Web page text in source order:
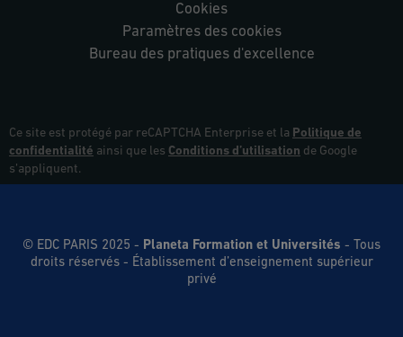
Cookies
Paramètres des cookies
Bureau des pratiques d'excellence
Ce site est protégé par reCAPTCHA Enterprise et la Politique de
confidentialité ainsi que les Conditions d’utilisation de Google
s’appliquent.
© EDC PARIS 2025 - Planeta Formation et Universités - Tous
droits réservés - Établissement d’enseignement supérieur
privé